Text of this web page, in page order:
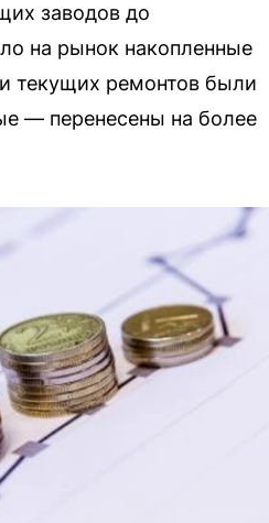
заводов до
на рынок накопленные
текущих ремонтов были
— перенесены на более